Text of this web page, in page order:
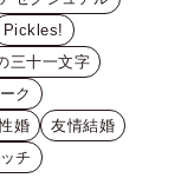
Pickles!
三十一文字
ク
婚
友情結婚
チ